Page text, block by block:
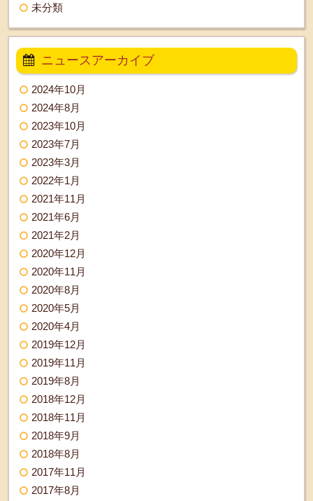
未分類
ニュースアーカイブ
2024年10月
2024年8月
2023年10月
2023年7月
2023年3月
2022年1月
2021年11月
2021年6月
2021年2月
2020年12月
2020年11月
2020年8月
2020年5月
2020年4月
2019年12月
2019年11月
2019年8月
2018年12月
2018年11月
2018年9月
2018年8月
2017年11月
2017年8月